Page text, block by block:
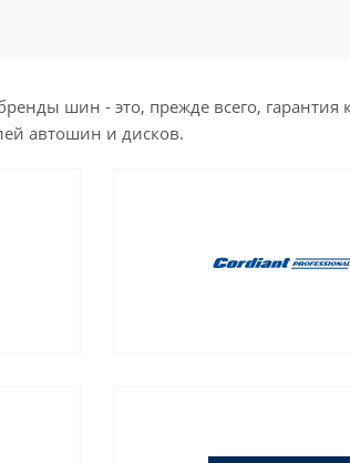
шин - это, прежде всего, гарантия
автошин и дисков.